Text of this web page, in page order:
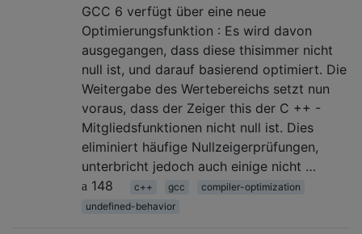
GCC 6 verfügt über eine neue
Optimierungsfunktion : Es wird davon
ausgegangen, dass diese thisimmer nicht
null ist, und darauf basierend optimiert. Die
Weitergabe des Wertebereichs setzt nun
voraus, dass der Zeiger this der C ++ -
Mitgliedsfunktionen nicht null ist. Dies
eliminiert häufige Nullzeigerprüfungen,
unterbricht jedoch auch einige nicht …
148
c++ gcc
compiler-optimization
undefined-behavior